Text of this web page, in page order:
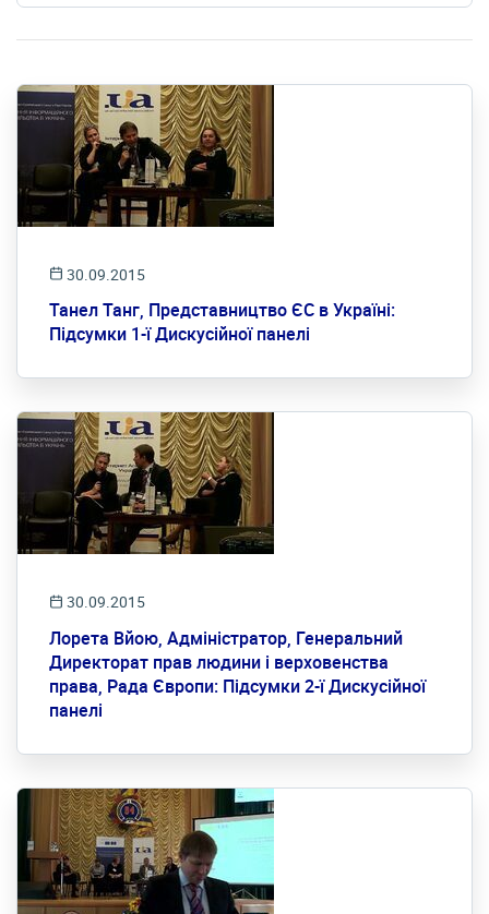
30.09.2015
Танел Танг, Представництво ЄС в Україні:
Підсумки 1-ї Дискусійної панелі
30.09.2015
Лорета Вйою, Адміністратор, Генеральний
Директорат прав людини і верховенства
права, Рада Європи: Підсумки 2-ї Дискусійної
панелі